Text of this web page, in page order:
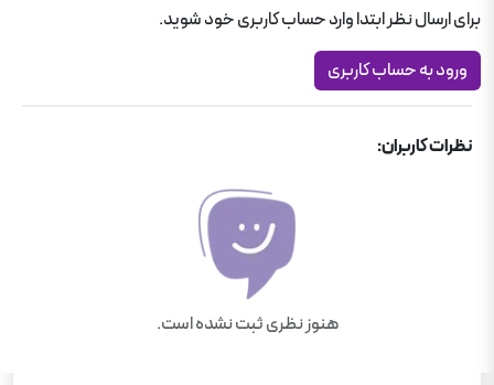
برای ارسال نظر ابتدا وارد حساب کاربری خود شوید.
ورود به حساب کاربری
نظرات کاربران:
هنوز نظری ثبت نشده است.